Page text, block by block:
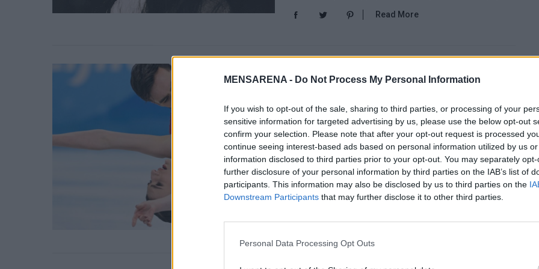
MENSARENA - Do Not Process My Personal Information
If you wish to opt-out of the sale, sharing to third parties, or processing of your
sensitive information for targeted advertising by us, please use the below opt-out
confirm your selection. Please note that after your opt-out request is processed
continue seeing interest-based ads based on personal information utilized by us
information disclosed to third parties prior to your opt-out. You may separately
further disclosure of your personal information by third parties on the IAB’s list of
participants. This information may also be disclosed by us to third parties on the
Downstream Participants that may further disclose it to other third parties.
Personal Data Processing Opt Outs
Read More
Ένα Χρυσό Μετάλλιο Για Ένα Ζευγάρι
Ανήμερα Του Αγίου Βαλεντίνου
by Mens Arena
Μια επίδειξη ομορφιάς, ευστάθειας και
ακρίβειας οδήγησε το ζευγάρι Γάλλων
Gabriella Papadakis και Guillaume Cizeron
σε ένα χρυσό μετάλλιο στο Πεκίνο 2022.
Διαγωνιζόμενοι στο…
Read More